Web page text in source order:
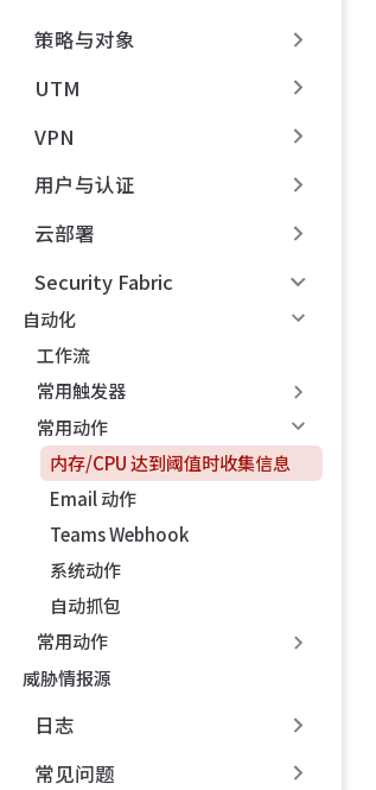
策略与对象
UTM
VPN
用户与认证
云部署
Security Fabric
自动化
工作流
常用触发器
常用动作
内存/CPU 达到阈值时收集信息
Email 动作
Teams Webhook
系统动作
自动抓包
常用动作
威胁情报源
日志
常见问题